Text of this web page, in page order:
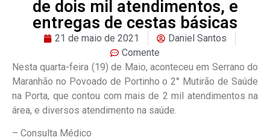
de dois mil atendimentos, e
entregas de cestas básicas
21 de maio de 2021
Daniel Santos
Comente
Nesta quarta-feira (19) de Maio, aconteceu em Serrano do
Maranhão no Povoado de Portinho o 2° Mutirão de Saúde
na Porta, que contou com mais de 2 mil atendimentos na
área, e diversos atendimento na saúde.
– Consulta Médico